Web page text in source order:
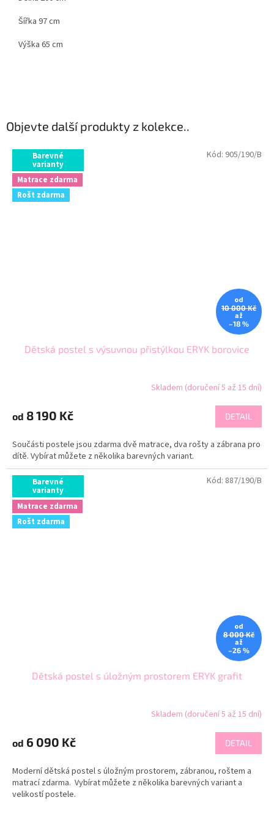
Objevte další produkty z kolekce..
Barevné
varianty
Matrace zdarma
Rošt zdarma
od
10 000 Kč
až
–18 %
Dětská postel s výsuvnou přistýlkou ERYK borovice
Skladem (doručení 5 až 15 dní)
od 8 190 Kč DETAIL
Součásti postele jsou zdarma dvě matrace, dva rošty a zábrana pro
dítě. Vybírat můžete z několika barevných variant.
Kód: 905/190/B
Barevné
varianty
Matrace zdarma
Rošt zdarma
od
8 000 Kč
až
–26 %
Dětská postel s úložným prostorem ERYK grafit
Skladem (doručení 5 až 15 dní)
od 6 090 Kč DETAIL
Moderní dětská postel s úložným prostorem, zábranou, roštem a
matrací zdarma. Vybírat můžete z několika barevných variant a
velikostí postele.
Kód: 887/190/B
Šířka 97 cm
Výška 65 cm